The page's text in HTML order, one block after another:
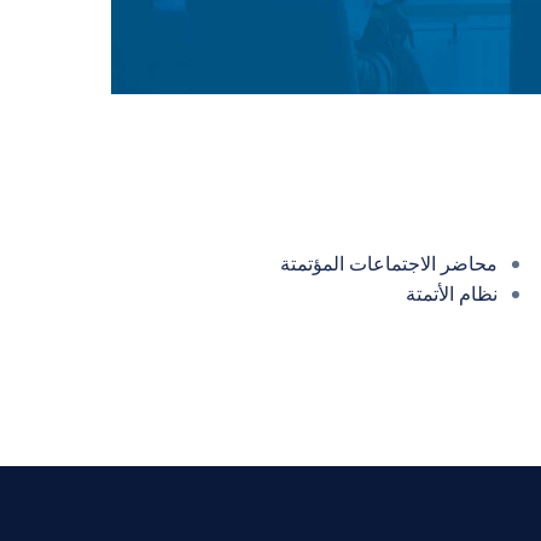
محاضر الاجتماعات المؤتمتة
نظام الأتمتة